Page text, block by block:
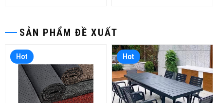
SẢN PHẨM ĐỀ XUẤT
Hot Hot